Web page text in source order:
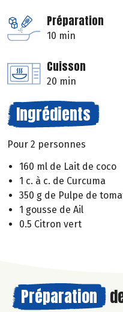
Préparation
10 min
Cuisson
20 min
Ingrédients
Pour 2 personnes
160 ml de Lait de coco
1 c. à c. de Curcuma
350 g de Pulpe de
1 gousse de Ail
0.5 Citron vert
Préparation